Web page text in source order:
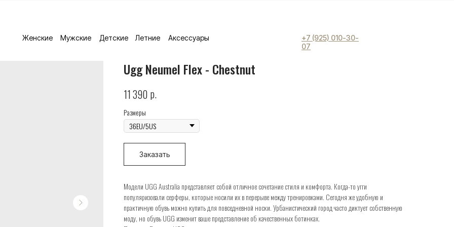
Женские Мужские Детские Летние Аксессуары
+7 (925) 010-30-
07
Ugg Neumel Flex - Chestnut
11 390 р.
Размеры
Заказать
Модели UGG Australia представляет собой отличное сочетание стиля и комфорта. Когда-то угги
популяризовали серферы, которые носили их в перерыве между тренировками. Сегодня же удобную и
практичную обувь можно купить для повседневной носки. Урбанистический город часто диктует собственную
моду, но обувь UGG изменит ваше представление об качественных ботинках.